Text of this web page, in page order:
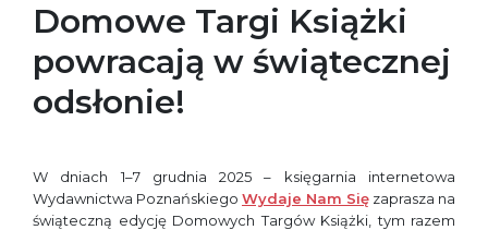
Domowe Targi Książki
powracają w świątecznej
odsłonie!
W dniach 1–7 grudnia 2025 – księgarnia internetowa
Wydawnictwa Poznańskiego Wydaje Nam Się zaprasza na
świąteczną edycję Domowych Targów Książki, tym razem